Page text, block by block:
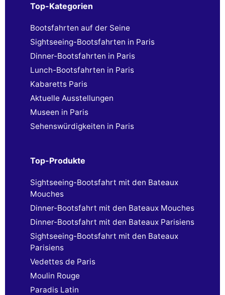
Top-Kategorien
Bootsfahrten auf der Seine
Sightseeing-Bootsfahrten in Paris
Dinner-Bootsfahrten in Paris
Lunch-Bootsfahrten in Paris
Kabaretts Paris
Aktuelle Ausstellungen
Museen in Paris
Sehenswürdigkeiten in Paris
Top-Produkte
Sightseeing-Bootsfahrt mit den Bateaux
Mouches
Dinner-Bootsfahrt mit den Bateaux Mouches
Dinner-Bootsfahrt mit den Bateaux Parisiens
Sightseeing-Bootsfahrt mit den Bateaux
Parisiens
Vedettes de Paris
Moulin Rouge
Paradis Latin